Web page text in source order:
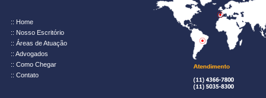
:: Home
:: Nosso Escritório
:: Áreas de Atuação
:: Advogados
:: Como Chegar
:: Contato